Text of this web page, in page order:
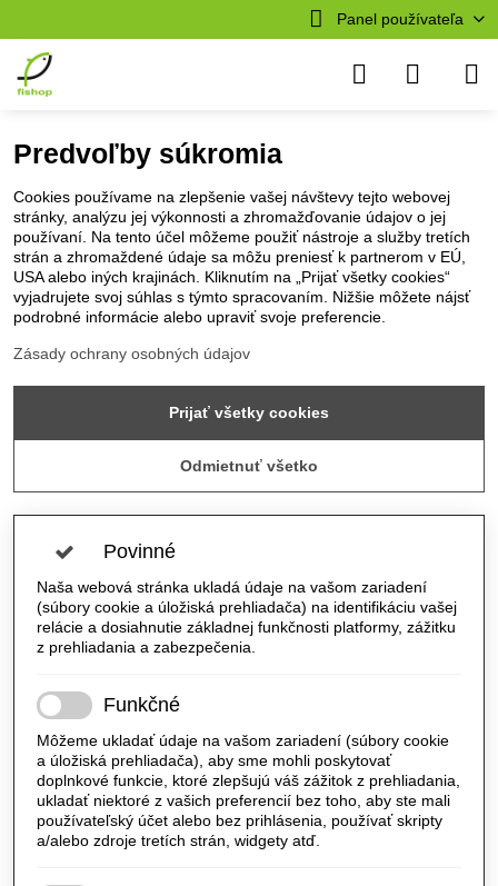
Panel používateľa
Predvoľby súkromia
Cookies používame na zlepšenie vašej návštevy tejto webovej
stránky, analýzu jej výkonnosti a zhromažďovanie údajov o jej
používaní. Na tento účel môžeme použiť nástroje a služby tretích
strán a zhromaždené údaje sa môžu preniesť k partnerom v EÚ,
USA alebo iných krajinách. Kliknutím na „Prijať všetky cookies“
vyjadrujete svoj súhlas s týmto spracovaním. Nižšie môžete nájsť
podrobné informácie alebo upraviť svoje preferencie.
Zásady ochrany osobných údajov
Prijať všetky cookies
Odmietnuť všetko
Povinné
Naša webová stránka ukladá údaje na vašom zariadení
(súbory cookie a úložiská prehliadača) na identifikáciu vašej
relácie a dosiahnutie základnej funkčnosti platformy, zážitku
z prehliadania a zabezpečenia.
Funkčné
Môžeme ukladať údaje na vašom zariadení (súbory cookie
a úložiská prehliadača), aby sme mohli poskytovať
doplnkové funkcie, ktoré zlepšujú váš zážitok z prehliadania,
ukladať niektoré z vašich preferencií bez toho, aby ste mali
používateľský účet alebo bez prihlásenia, používať skripty
a/alebo zdroje tretích strán, widgety atď.